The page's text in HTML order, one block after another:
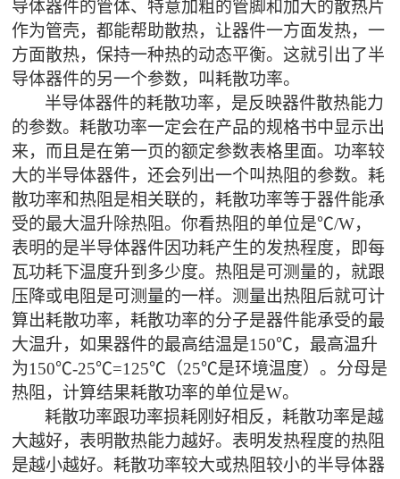
导体器件的管体、特意加粗的管脚和加大的散热片
作为管壳，都能帮助散热，让器件一方面发热，一
方面散热，保持一种热的动态平衡。这就引出了半
导体器件的另一个参数，叫耗散功率。
半导体器件的耗散功率，是反映器件散热能力
的参数。耗散功率一定会在产品的规格书中显示出
来，而且是在第一页的额定参数表格里面。功率较
大的半导体器件，还会列出一个叫热阻的参数。耗
散功率和热阻是相关联的，耗散功率等于器件能承
受的最大温升除热阻。你看热阻的单位是℃/W，
表明的是半导体器件因功耗产生的发热程度，即每
瓦功耗下温度升到多少度。热阻是可测量的，就跟
压降或电阻是可测量的一样。测量出热阻后就可计
算出耗散功率，耗散功率的分子是器件能承受的最
大温升，如果器件的最高结温是150℃，最高温升
为150℃-25℃=125℃ （25℃是环境温度）。分母是
热阻，计算结果耗散功率的单位是W。
耗散功率跟功率损耗刚好相反，耗散功率是越
大越好，表明散热能力越好。表明发热程度的热阻
是越小越好。耗散功率较大或热阻较小的半导体器